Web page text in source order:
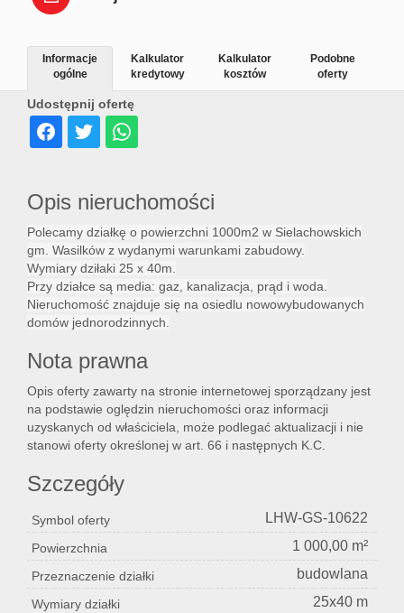
Udostępnij ofertę
Informacje
ogólne
Kalkulator
kredytowy
Kalkulator
kosztów
Podobne
oferty
Opis nieruchomości
Polecamy działkę o powierzchni 1000m2 w Sielachowskich
gm. Wasilków z wydanymi warunkami zabudowy.
Wymiary dziłaki 25 x 40m.
Przy działce są media: gaz, kanalizacja, prąd i woda.
Nieruchomość znajduje się na osiedlu nowowybudowanych
domów jednorodzinnych.
Nota prawna
Opis oferty zawarty na stronie internetowej sporządzany jest
na podstawie oględzin nieruchomości oraz informacji
uzyskanych od właściciela, może podlegać aktualizacji i nie
stanowi oferty określonej w art. 66 i następnych K.C.
Szczegóły
Symbol oferty LHW-GS-10622
Powierzchnia 1 000,00 m²
Przeznaczenie działki budowlana
Wymiary działki 25x40 m